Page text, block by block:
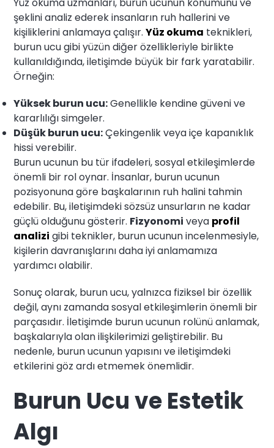
şeklini analiz ederek insanların ruh hallerini ve
kişiliklerini anlamaya çalışır.Yüz okuma teknikleri,
burun ucu gibi yüzün diğer özellikleriyle birlikte
kullanıldığında, iletişimde büyük bir fark yaratabilir.
Örneğin:
Yüksek burun ucu:Genellikle kendine güveni ve
kararlılığı simgeler.
Düşük burun ucu:Çekingenlik veya içe kapanıklık
hissi verebilir.
Burun ucunun bu tür ifadeleri, sosyal etkileşimlerde
önemli bir rol oynar. İnsanlar, burun ucunun
pozisyonuna göre başkalarının ruh halini tahmin
edebilir. Bu, iletişimdeki sözsüz unsurların ne kadar
güçlü olduğunu gösterir. Fizyonomi veya profil
analizi gibi teknikler, burun ucunun incelenmesiyle,
kişilerin davranışlarını daha iyi anlamamıza
yardımcı olabilir.
Sonuç olarak, burun ucu, yalnızca fiziksel bir özellik
değil, aynı zamanda sosyal etkileşimlerin önemli bir
parçasıdır. İletişimde burun ucunun rolünü anlamak,
başkalarıyla olan ilişkilerimizi geliştirebilir. Bu
nedenle, burun ucunun yapısını ve iletişimdeki
etkilerini göz ardı etmemek önemlidir.
Burun Ucu ve Estetik
Algı